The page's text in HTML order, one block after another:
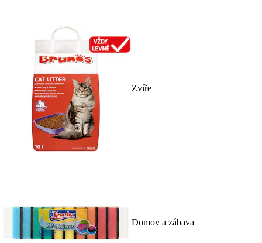
Zvíře
Domov a zábava